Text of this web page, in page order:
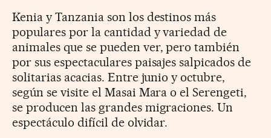
Kenia y Tanzania son los destinos más
populares por la cantidad y variedad de
animales que se pueden ver, pero también
por sus espectaculares paisajes salpicados de
solitarias acacias. Entre junio y octubre,
según se visite el Masai Mara o el Serengeti,
se producen las grandes migraciones. Un
espectáculo difícil de olvidar.